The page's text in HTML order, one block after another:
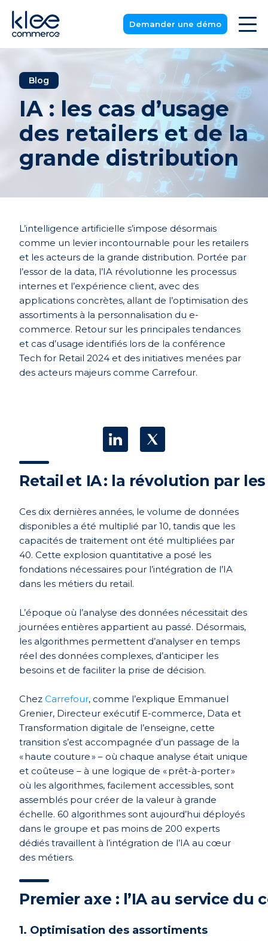
Demander une démo
Blog
IA : les cas d’usage
des retailers et de la
grande distribution
L’intelligence artificielle s’impose désormais
comme un levier incontournable pour les retailers
et les acteurs de la grande distribution. Portée par
l’essor de la data, l’IA révolutionne les processus
internes et l’expérience client, avec des
applications concrètes, allant de l’optimisation des
assortiments à la personnalisation du e-
commerce. Retour sur les principales tendances
et cas d’usage identifiés lors de la conférence
Tech for Retail 2024 et des initiatives menées par
des acteurs majeurs comme Carrefour.
Retail et IA : la révolution par
Ces dix dernières années, le volume de données
disponibles a été multiplié par 10, tandis que les
capacités de traitement ont été multipliées par
40. Cette explosion quantitative a posé les
fondations nécessaires pour l’intégration de l’IA
dans les métiers du retail.
L’époque où l’analyse des données nécessitait des
journées entières appartient au passé. Désormais,
les algorithmes permettent d’analyser en temps
réel des données complexes, d’anticiper les
besoins et de faciliter la prise de décision.
Chez Carrefour, comme l’explique Emmanuel
Grenier, Directeur exécutif E-commerce, Data et
Transformation digitale de l’enseigne, cette
transition s’est accompagnée d’un passage de la
« haute couture » – où chaque analyse était unique
et coûteuse – à une logique de « prêt-à-porter »
où les algorithmes, facilement accessibles, sont
assemblés pour créer de la valeur à grande
échelle. 60 algorithmes sont aujourd’hui déployés
dans le groupe et pas moins de 200 experts
dédiés travaillent à l’intégration de l’IA au cœur
des métiers.
Premier axe : l’IA au service
1. Optimisation des assortiments